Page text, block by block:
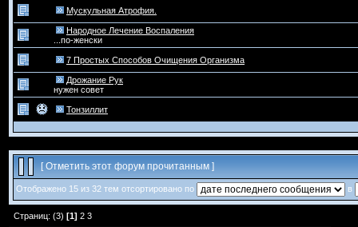
Мускульная Атрофия.
Народное Лечение Воспаления
...по-женски
7 Простых Способов Очищения Организма
Дрожание Рук
нужен совет
Тонзиллит
[Отметить этот форум прочитанным ]
Отображено 15 из 32 тем отсортировано по в
Страниц: (3) [1] 2 3